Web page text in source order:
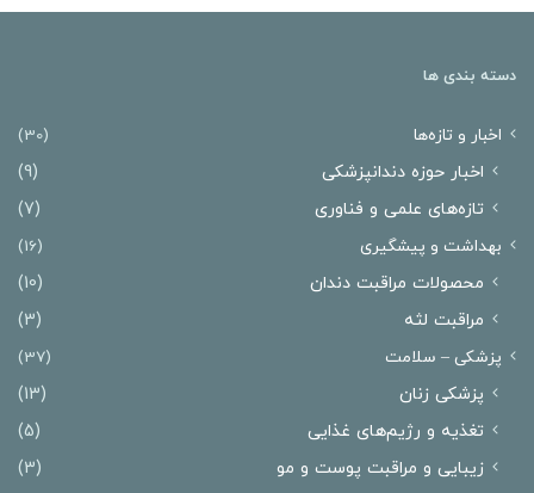
دسته بندی ها
اخبار و تازه‌ها (30)
اخبار حوزه دندانپزشکی
(9)
تازه‌های علمی و فناوری
(7)
بهداشت و پیشگیری (16)
محصولات مراقبت دندان
(10)
مراقبت لثه
(3)
پزشکی – سلامت (37)
پزشکی زنان
(13)
تغذیه و رژیم‌های غذایی
(5)
زیبایی و مراقبت پوست و مو
(3)